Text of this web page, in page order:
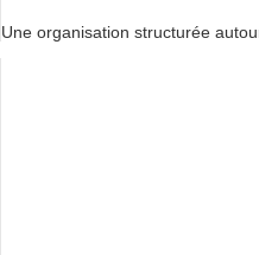
Une organisation structurée